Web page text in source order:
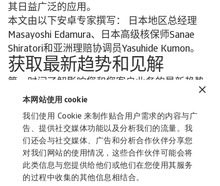
本网站使用 cookie
我们使用 Cookie 来制作贴合用户需求的内容与广
告、提供社交媒体功能以及分析我们的流量。我
们还会与社交媒体、广告和分析合作伙伴分享您
对我们网站的使用情况，这些合作伙伴可能会将
此类信息与您提供给他们或他们在您使用其服务
的过程中收集的其他信息相结合。
其日益广泛的应用。
本文由以下安卓专家撰写： 日本地区总经理
Masayoshi Edamura、日本高级核保师Sanae
Shiratori和亚洲理赔协调员Yasuhide Kumon。
获取最新趋势和见解
第一时间了解影响您和您客户业务的最新趋势
和经济发展。
订阅安卓经济简报，接受关于安卓经济学家的
最新见解、企业付款行为年度回顾报告、产业
表现等信息的实时推送。